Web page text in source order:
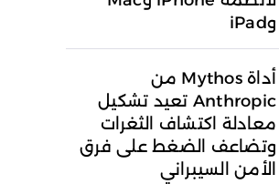
وiPad
أداة Mythos من
Anthropic تعيد تشكيل
معادلة اكتشاف الثغرات
وتضاعف الضغط على فرق
الأمن السيبراني